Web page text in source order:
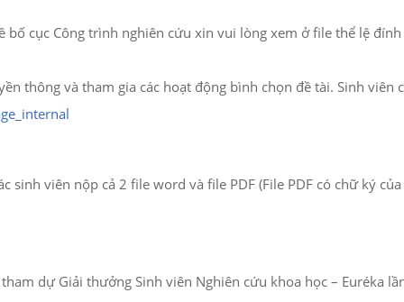
cục Công trình nghiên cứu xin vui lòng xem ở file thể lệ
thông và tham gia các hoạt động bình chọn đề tài. Sinh viên
viên nộp cả 2 file word và file PDF (File PDF có chữ ký của
dự Giải thưởng Sinh viên Nghiên cứu khoa học – Euréka